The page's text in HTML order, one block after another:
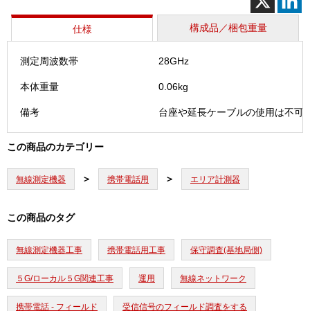
仕様 構成品／梱包重量
測定周波数帯 28GHz
本体重量 0.06kg
備考 台座や延長ケーブルの使用は不可
この商品のカテゴリー
無線測定機器 携帯電話用 エリア計測器
この商品のタグ
無線測定機器工事 携帯電話用工事 保守調査(基地局側)
５G/ローカル５G関連工事 運用 無線ネットワーク
携帯電話 - フィールド 受信信号のフィールド調査をする